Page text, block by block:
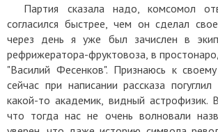
Партия сказала надо, комсомол
согласился быстрее, чем он сделал
через день я уже был зачислен в
рефрижератора-фруктовоза, в
"Василий Фесенков". Признаюсь к
сейчас при написании рассказа
какой-то академик, видный астрофизик.
что тогда нас не очень волновали